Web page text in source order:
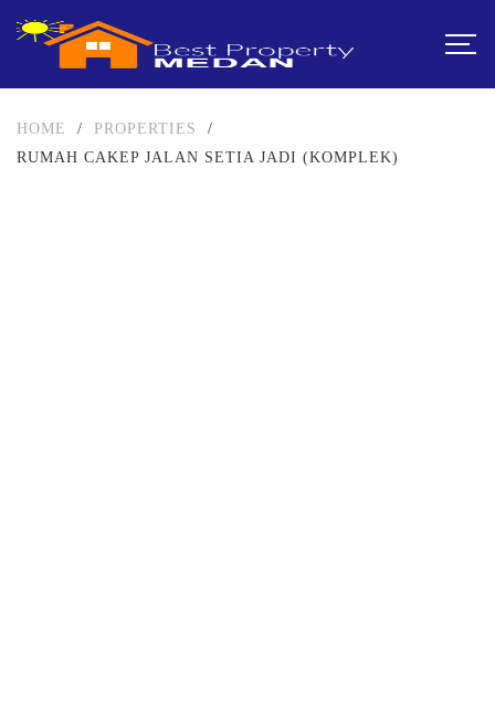
HOME / PROPERTIES
/
RUMAH CAKEP JALAN SETIA JADI (KOMPLEK)